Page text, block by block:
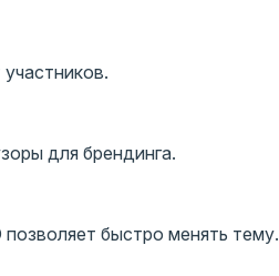
для брендинга.
быстро менять тему.